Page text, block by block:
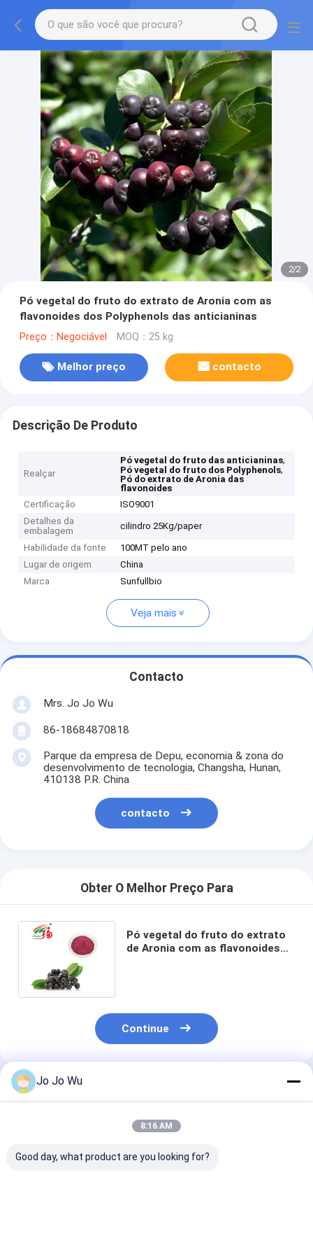
2/2
Pó vegetal do fruto do extrato de Aronia com as
flavonoides dos Polyphenols das anticianinas
Preço：Negociável MOQ：25 kg
Melhor preço contacto
Descrição De Produto
Realçar
Pó vegetal do fruto das anticianinas,
Pó vegetal do fruto dos Polyphenols,
Pó do extrato de Aronia das
flavonoides
Certificação
ISO9001
Detalhes da
embalagem
cilindro 25Kg/paper
Habilidade da fonte
100MT pelo ano
Lugar de origem
China
Marca
Sunfullbio
Veja mais
Contacto
Mrs. Jo Jo Wu
86-18684870818
Parque da empresa de Depu, economia & zona do
desenvolvimento de tecnologia, Changsha, Hunan,
410138 P.R. China
contacto
Obter O Melhor Preço Para
Pó vegetal do fruto do extrato
de Aronia com as flavonoides
Continue
Produtos Recomendados
Jo Jo Wu
8:16 AM
Good day, what product are you looking for?